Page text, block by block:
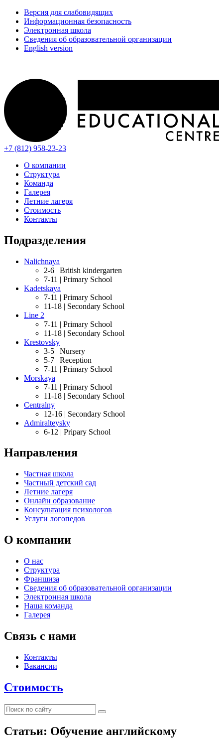
Версия для слабовидящих
Информационная безопасность
Электронная школа
Сведения об образовательной организации
English version
+7 (812) 958-23-23
О компании
Структура
Команда
Галерея
Летние лагеря
Стоимость
Контакты
Подразделения
Nalichnaya
2-6 | British kindergarten
7-11 | Primary School
Kadetskaya
7-11 | Primary School
11-18 | Secondary School
Line 2
7-11 | Primary School
11-18 | Secondary School
Krestovsky
3-5 | Nursery
5-7 | Reception
7-11 | Primary School
Morskaya
7-11 | Primary School
11-18 | Secondary School
Centralny
12-16 | Secondary School
Admiralteysky
6-12 | Pripary School
Направления
Частная школа
Частный детский сад
Летние лагеря
Онлайн образование
Консультация психологов
Услуги логопедов
О компании
О нас
Структура
Франшиза
Сведения об образовательной организации
Электронная школа
Наша команда
Галерея
Связь с нами
Контакты
Вакансии
Стоимость
Статьи: Обучение английскому